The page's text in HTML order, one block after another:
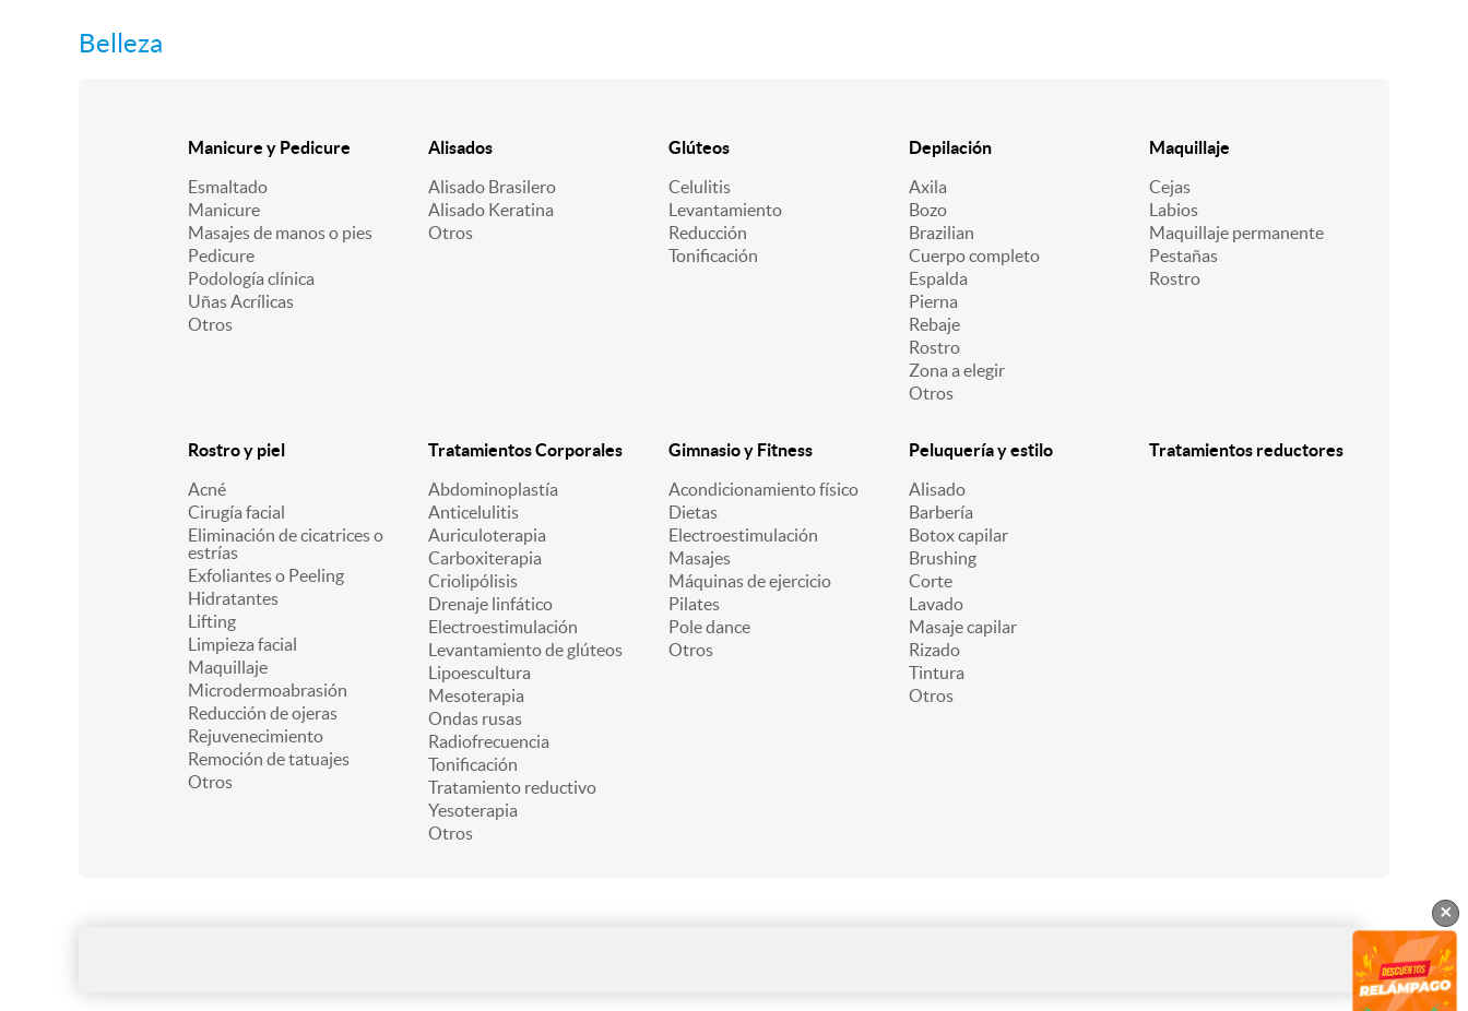
Belleza
Manicure y Pedicure
Esmaltado
Manicure
Masajes de manos o pies
Pedicure
Podología clínica
Uñas Acrílicas
Otros
Alisados
Alisado Brasilero
Alisado Keratina
Otros
Glúteos
Celulitis
Levantamiento
Reducción
Tonificación
Depilación
Axila
Bozo
Brazilian
Cuerpo completo
Espalda
Pierna
Rebaje
Rostro
Zona a elegir
Otros
Maquillaje
Cejas
Labios
Maquillaje permanente
Pestañas
Rostro
Rostro y piel
Acné
Cirugía facial
Eliminación de cicatrices o
estrías
Exfoliantes o Peeling
Hidratantes
Lifting
Limpieza facial
Maquillaje
Microdermoabrasión
Reducción de ojeras
Rejuvenecimiento
Remoción de tatuajes
Otros
Tratamientos Corporales
Abdominoplastía
Anticelulitis
Auriculoterapia
Carboxiterapia
Criolipólisis
Drenaje linfático
Electroestimulación
Levantamiento de glúteos
Lipoescultura
Mesoterapia
Ondas rusas
Radiofrecuencia
Tonificación
Tratamiento reductivo
Yesoterapia
Otros
Gimnasio y Fitness
Acondicionamiento físico
Dietas
Electroestimulación
Masajes
Máquinas de ejercicio
Pilates
Pole dance
Otros
Peluquería y estilo
Alisado
Barbería
Botox capilar
Brushing
Corte
Lavado
Masaje capilar
Rizado
Tintura
Otros
Tratamientos reductores
×